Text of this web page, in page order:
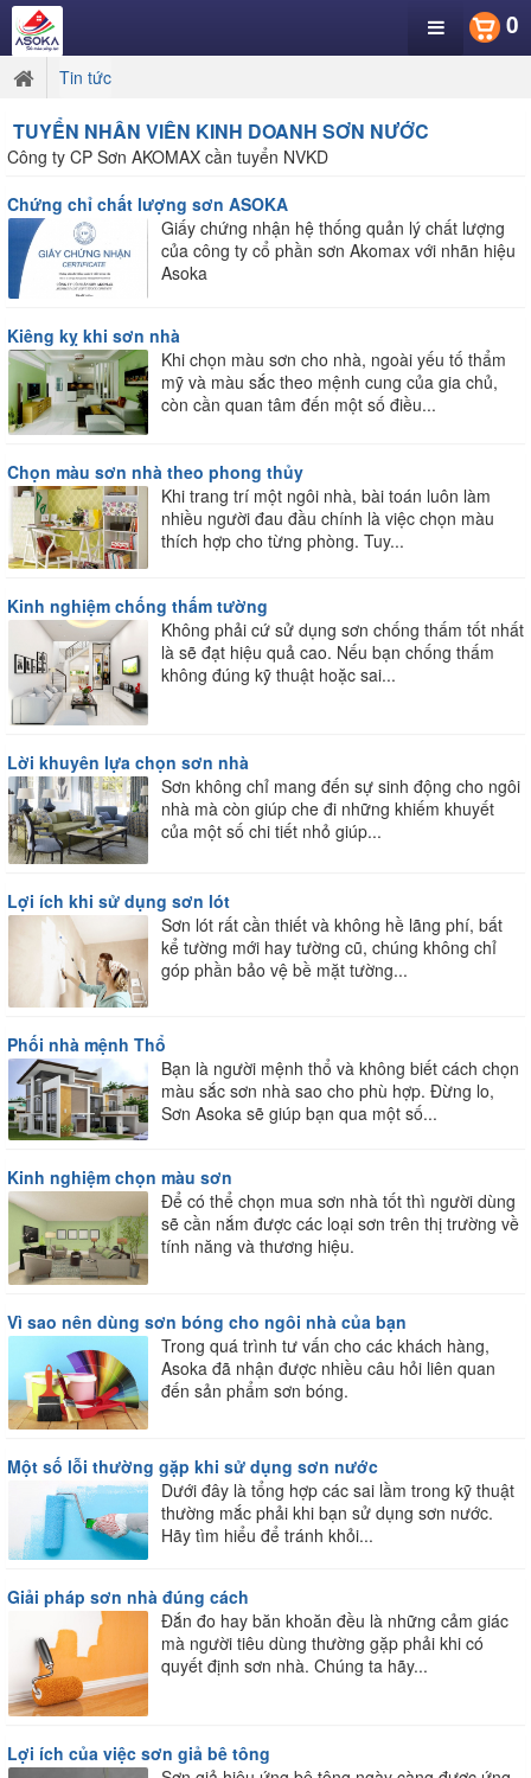
0
Tin tức
TUYỂN NHÂN VIÊN KINH DOANH SƠN NƯỚC
Công ty CP Sơn AKOMAX cần tuyển NVKD
Chứng chỉ chất lượng sơn ASOKA
Giấy chứng nhận hệ thống quản lý chất lượng
của công ty cổ phần sơn Akomax với nhãn hiệu
Asoka
Kiêng kỵ khi sơn nhà
Khi chọn màu sơn cho nhà, ngoài yếu tố thẩm
mỹ và màu sắc theo mệnh cung của gia chủ,
còn cần quan tâm đến một số điều...
Chọn màu sơn nhà theo phong thủy
Khi trang trí một ngôi nhà, bài toán luôn làm
nhiều người đau đầu chính là việc chọn màu
thích hợp cho từng phòng. Tuy...
Kinh nghiệm chống thấm tường
Không phải cứ sử dụng sơn chống thấm tốt nhất
là sẽ đạt hiệu quả cao. Nếu bạn chống thấm
không đúng kỹ thuật hoặc sai...
Lời khuyên lựa chọn sơn nhà
Sơn không chỉ mang đến sự sinh động cho ngôi
nhà mà còn giúp che đi những khiếm khuyết
của một số chi tiết nhỏ giúp...
Lợi ích khi sử dụng sơn lót
Sơn lót rất cần thiết và không hề lãng phí, bất
kể tường mới hay tường cũ, chúng không chỉ
góp phần bảo vệ bề mặt tường...
Phối nhà mệnh Thổ
Bạn là người mệnh thổ và không biết cách chọn
màu sắc sơn nhà sao cho phù hợp. Đừng lo,
Sơn Asoka sẽ giúp bạn qua một số...
Kinh nghiệm chọn màu sơn
Để có thể chọn mua sơn nhà tốt thì người dùng
sẽ cần nắm được các loại sơn trên thị trường về
tính năng và thương hiệu.
Vì sao nên dùng sơn bóng cho ngôi nhà của bạn
Trong quá trình tư vấn cho các khách hàng,
Asoka đã nhận được nhiều câu hỏi liên quan
đến sản phẩm sơn bóng.
Một số lỗi thường gặp khi sử dụng sơn nước
Dưới đây là tổng hợp các sai lầm trong kỹ thuật
thường mắc phải khi bạn sử dụng sơn nước.
Hãy tìm hiểu để tránh khỏi...
Giải pháp sơn nhà đúng cách
Đắn đo hay băn khoăn đều là những cảm giác
mà người tiêu dùng thường gặp phải khi có
quyết định sơn nhà. Chúng ta hãy...
Lợi ích của việc sơn giả bê tông